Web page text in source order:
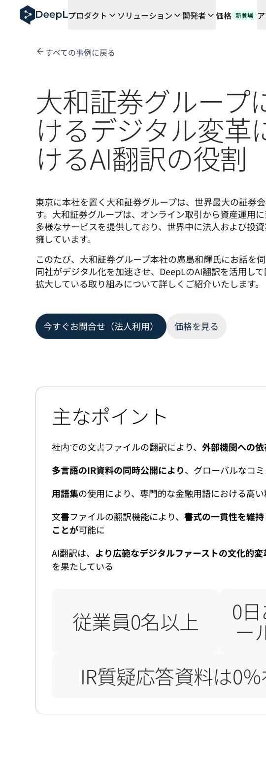
AIエージェント向けDeepL
DeepL Translation Flow：主要なユースケースや連携機能に対応する
Translation Flowのご紹介：あらゆるチームの翻訳ワークフローを
高品質なテキスト翻訳からリアルタイム音声翻訳までを支えるDeepL
Building an instantly accessible voice demo with DeepL Voice API
プロダクト ソリューション 開発者 価格 新登場
すべての事例に戻る
大和証券グループ
けるデジタル変革
けるAI翻訳の役割
東京に本社を置く大和証券グループは、世界最大の証券
す。大和証券グループは、オンライン取引から資産運用に
多様なサービスを提供しており、世界中に法人および投
擁しています。
このたび、大和証券グループ本社の廣島和輝氏にお話を伺
同社がデジタル化を加速させ、DeepLのAI翻訳を活用し
拡大している取り組みについて詳しくご紹介いたします。
今すぐお問合せ（法人利用） 価格を見る
主なポイント
社内での文書ファイルの翻訳により、 外部機関への
多言語のIR資料の同時公開により、グローバルなコ
用語集の使用により、専門的な金融用語における高
文書ファイルの翻訳機能により、 書式の一貫性を維
ことが可能に
AI翻訳は、 より広範なデジタルファーストの文化的
を果たしている
従業員0名以上 従業
0
ー
IR質疑応答資料は0